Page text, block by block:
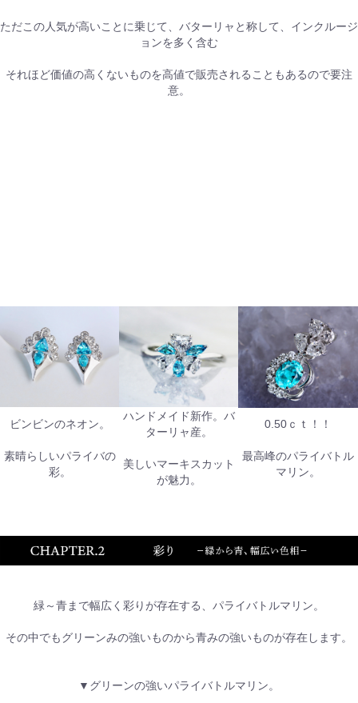
ただこの人気が高いことに乗じて、バターリャと称して、インクルージ
ョンを多く含む
それほど価値の高くないものを高値で販売されることもあるので要注
意。
ビンビンのネオン。
素晴らしいパライバの
彩。
ハンドメイド新作。バ
ターリャ産。
美しいマーキスカット
が魅力。
0.50ｃｔ！！
最高峰のパライバトル
マリン。
緑～青まで幅広く彩りが存在する、パライバトルマリン。
その中でもグリーンみの強いものから青みの強いものが存在します。
▼グリーンの強いパライバトルマリン。